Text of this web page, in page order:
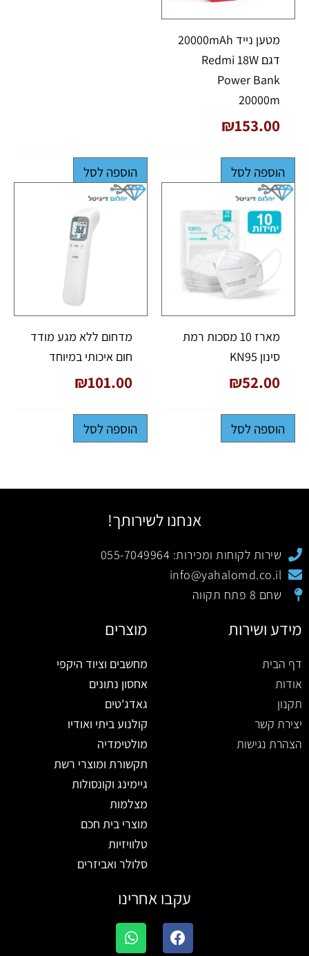
מטען נייד 20000mAh
דגם Redmi 18W
Power Bank
20000m
₪153.00
הוספה לסל הוספה לסל
מארז 10 מסכות רמת
סינון KN95
₪52.00
הוספה לסל
מדחום ללא מגע מודד
חום איכותי במיוחד
₪101.00
הוספה לסל
אנחנו לשירותך!
שירות לקוחות ומכירות: 055-7049964
info@yahalomd.co.il
שחם 8 פתח תקווה
מידע ושירות
דף הבית
אודות
תקנון
יצירת קשר
הצהרת נגישות
מוצרים
מחשבים וציוד היקפי
אחסון נתונים
גאדג'טים
קולנוע ביתי ואודיו
מולטימדיה
תקשורת ומוצרי רשת
גיימינג וקונסולות
מצלמות
מוצרי בית חכם
טלוויזיות
סלולר ואביזרים
עקבו אחרינו
F
a
W
h